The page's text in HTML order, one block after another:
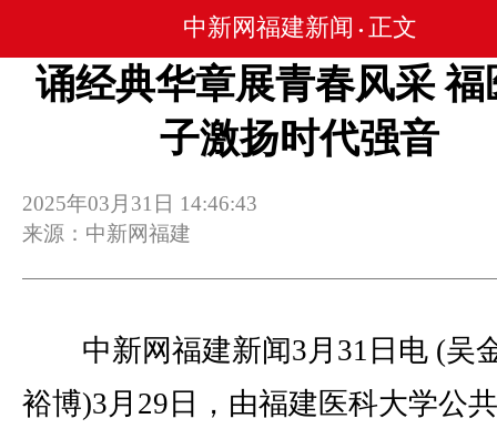
中新网福建新闻 • 正文
诵经典华章展青春风采 福
子激扬时代强音
2025年03月31日 14:46:43
来源：中新网福建
中新网福建新闻3月31日电 (吴
裕博)3月29日，由福建医科大学公